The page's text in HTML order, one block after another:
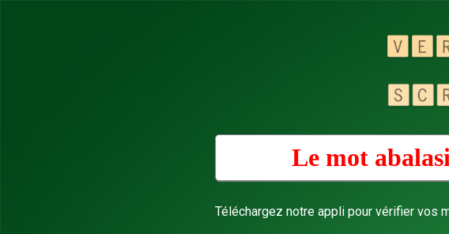
Le mot
Téléchargez notre appli pour vérifier vos